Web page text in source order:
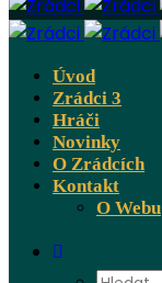
Úvod
Zrádci 3
Hráči
Novinky
O Zrádcích
Kontakt
O Webu